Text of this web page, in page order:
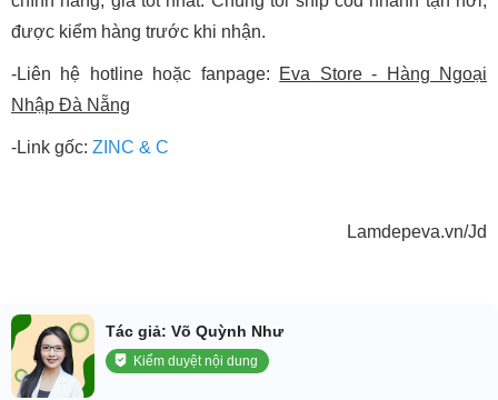
được kiểm hàng trước khi nhận.
-Liên hệ hotline hoặc fanpage:
Eva Store - Hàng Ngoại
Nhập Đà Nẵng
-Link gốc: ZINC & C
Lamdepeva.vn/Jd
Tác giả: Võ Quỳnh Như
Kiểm duyệt nội dung